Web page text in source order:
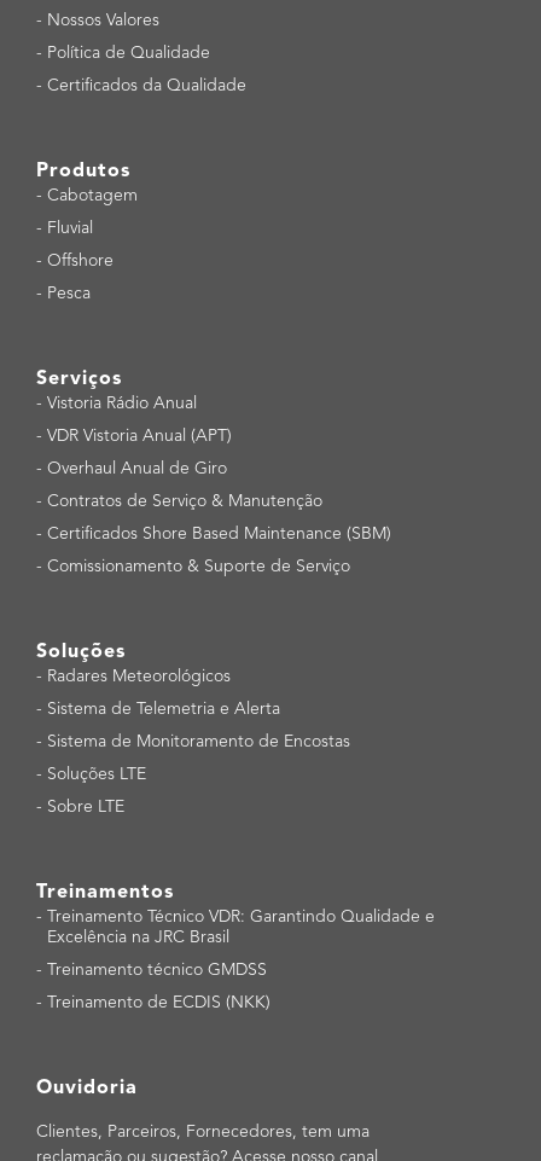
- Nossos Valores
- Política de Qualidade
- Certificados da Qualidade
Produtos
- Cabotagem
- Fluvial
- Offshore
- Pesca
Serviços
- Vistoria Rádio Anual
- VDR Vistoria Anual (APT)
- Overhaul Anual de Giro
- Contratos de Serviço & Manutenção
- Certificados Shore Based Maintenance (SBM)
- Comissionamento & Suporte de Serviço
Soluções
- Radares Meteorológicos
- Sistema de Telemetria e Alerta
- Sistema de Monitoramento de Encostas
- Soluções LTE
- Sobre LTE
Treinamentos
- Treinamento Técnico VDR: Garantindo Qualidade e
Excelência na JRC Brasil
- Treinamento técnico GMDSS
- Treinamento de ECDIS (NKK)
Ouvidoria
Clientes, Parceiros, Fornecedores, tem uma
reclamação ou sugestão? Acesse nosso canal